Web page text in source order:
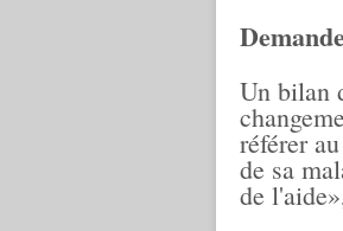
Un bilan
référer
de sa
de